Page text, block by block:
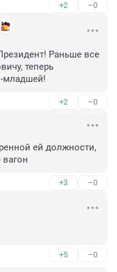
+2 –0
Раньше все
теперь
младшей!
+2 –0
ей должности,
+3 –0
+5 –0